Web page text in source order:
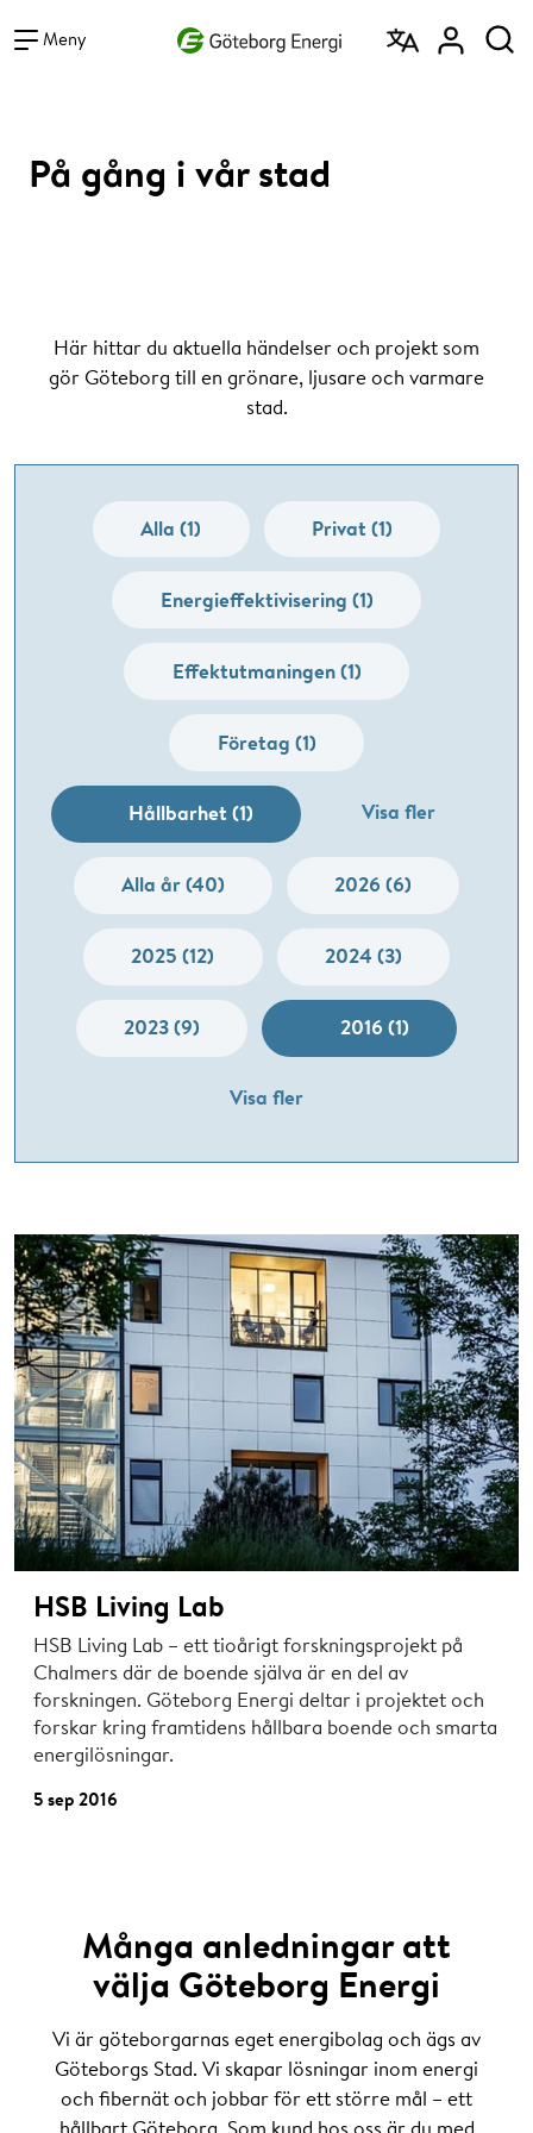
Meny
På gång i vår stad
Här hittar du aktuella händelser och projekt som
gör Göteborg till en grönare, ljusare och varmare
stad.
Alla (1) Privat (1)
Energieffektivisering (1)
Effektutmaningen (1)
Företag (1)
Hållbarhet (1) Visa fler
Alla år (40) 2026 (6)
2025 (12) 2024 (3)
2023 (9) 2016 (1)
Visa fler
HSB Living Lab
HSB Living Lab – ett tioårigt forskningsprojekt på
Chalmers där de boende själva är en del av
forskningen. Göteborg Energi deltar i projektet och
forskar kring framtidens hållbara boende och smarta
energilösningar.
5 sep 2016
Många anledningar att
välja Göteborg Energi
Vi är göteborgarnas eget energibolag och ägs av
Göteborgs Stad. Vi skapar lösningar inom energi
och fibernät och jobbar för ett större mål – ett
hållbart Göteborg. Som kund hos oss är du med